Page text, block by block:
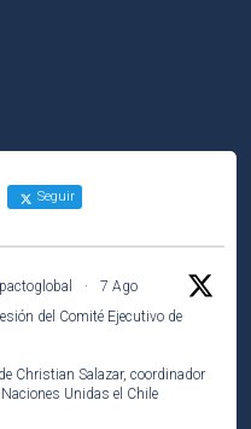
Seguir
·
7 Ago
del Comité Ejecutivo de
Christian Salazar, coordinador
Unidas el Chile